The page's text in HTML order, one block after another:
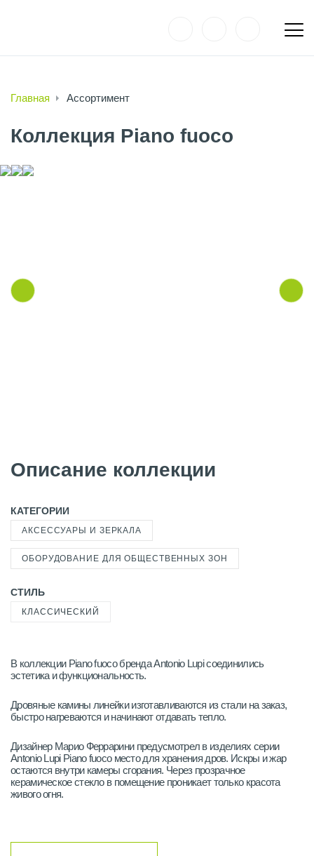
Главная Ассортимент
Коллекция Piano fuoco
Описание коллекции
КАТЕГОРИИ
АКСЕССУАРЫ И ЗЕРКАЛА
ОБОРУДОВАНИЕ ДЛЯ ОБЩЕСТВЕННЫХ ЗОН
СТИЛЬ
КЛАССИЧЕСКИЙ
В коллекции Piano fuoco бренда Antonio Lupi соединились
эстетика и функциональность.
Дровяные камины линейки изготавливаются из стали на заказ,
быстро нагреваются и начинают отдавать тепло.
Дизайнер Марио Феррарини предусмотрел в изделиях серии
Antonio Lupi Piano fuoco место для хранения дров. Искры и жар
остаются внутри камеры сгорания. Через прозрачное
керамическое стекло в помещение проникает только красота
живого огня.